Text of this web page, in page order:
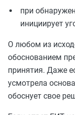
при
инициирует
О любом из
обоснованием
принятия. Даже
усмотрела
обоснует свое